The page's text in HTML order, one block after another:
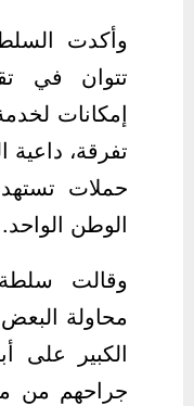
وأكدت
تتوان في
إمكانات
تفرقة، داعية
حملات
الوطن الواحد.
وقالت
محاولة
الكبير على
جراحهم من